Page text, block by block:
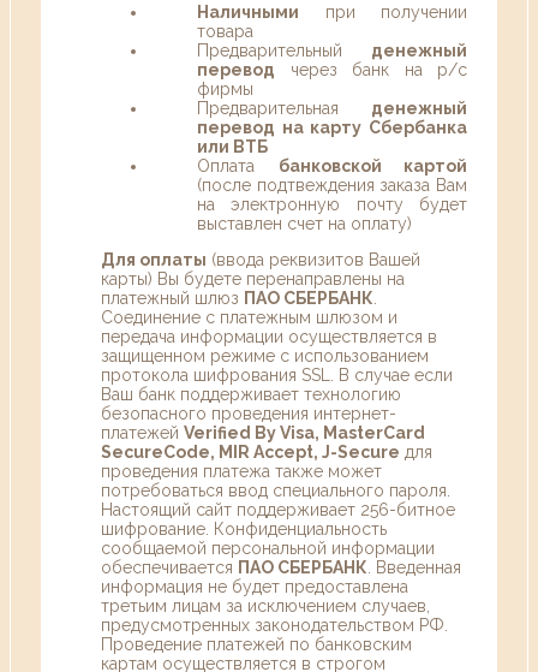
Наличными при получении
товара
Предварительный денежный
перевод через банк на р/с
фирмы
Предварительная денежный
перевод на карту Сбербанка
или ВТБ
Оплата банковской картой
(после подтвеждения заказа Вам
на электронную почту будет
выставлен счет на оплату)
Для оплаты (ввода реквизитов Вашей
карты) Вы будете перенаправлены на
платежный шлюз ПАО СБЕРБАНК
Соединение с платежным шлюзом и
передача информации осуществляется в
защищенном режиме с использованием
протокола шифрования SSL. В случае если
Ваш банк поддерживает технологию
безопасного проведения интернет-
платежей Verified By Visa, MasterCard
SecureCode, MIR Accept, J-Secure для
проведения платежа также может
потребоваться ввод специального пароля.
Настоящий сайт поддерживает 256-битное
шифрование. Конфиденциальность
сообщаемой персональной информации
обеспечивается ПАО СБЕРБАНК . Введенная
информация не будет предоставлена
третьим лицам за исключением случаев,
предусмотренных законодательством РФ.
Проведение платежей по банковским
картам осуществляется в строгом